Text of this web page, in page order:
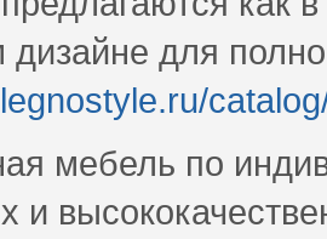
для
мебель по
и